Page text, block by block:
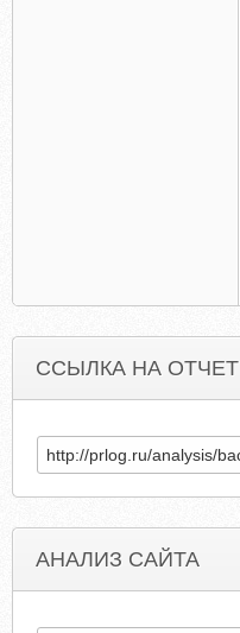
ССЫЛКА НА ОТЧЕТ
АНАЛИЗ САЙТА